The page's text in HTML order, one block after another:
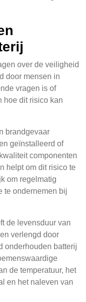
over de veiligheid
door mensen in
vragen is of
hoe dit risico kan
brandgevaar
geïnstalleerd of
componenten
helpt om dit risico te
om regelmatig
te ondernemen bij
de levensduur van
verlengd door
onderhouden batterij
de temperatuur, het
en het naleven van